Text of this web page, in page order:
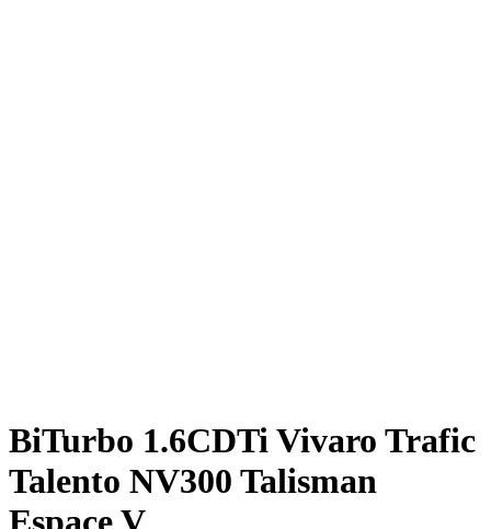
BiTurbo 1.6CDTi Vivaro Trafic
Talento NV300 Talisman